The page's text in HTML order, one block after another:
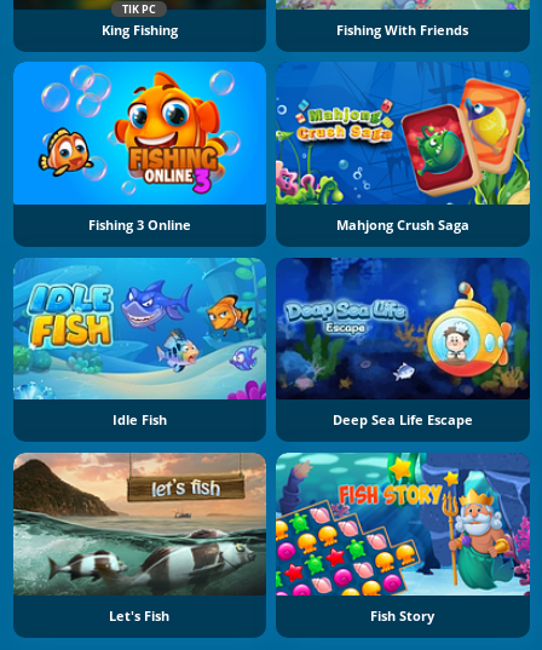
TIK PC
King Fishing Fishing With Friends
Fishing 3 Online Mahjong Crush Saga
Idle Fish Deep Sea Life Escape
Let's Fish Fish Story